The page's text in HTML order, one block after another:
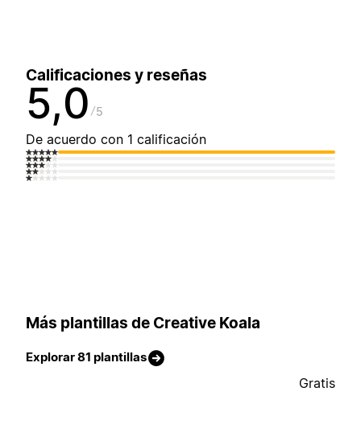
Calificaciones y reseñas
5,0 5
De acuerdo con 1 calificación
Más plantillas de Creative Koala
Explorar 81 plantillas
Gratis